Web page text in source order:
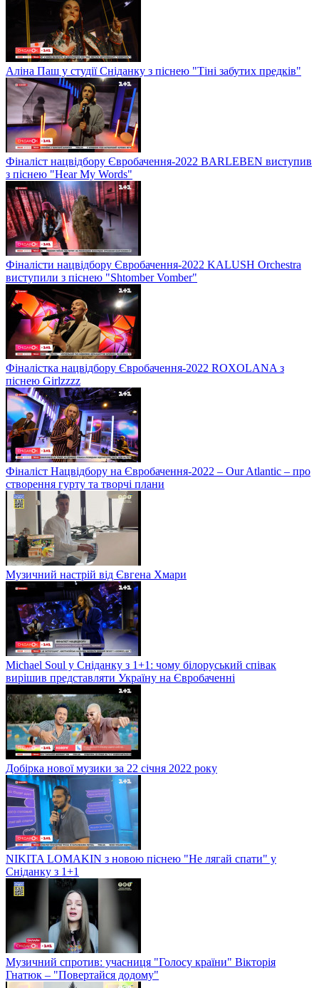
Аліна Паш у студії Сніданку з піснею "Тіні забутих предків"
Фіналіст нацвідбору Євробачення-2022 BARLEBEN виступив
з піснею "Hear My Words"
Фіналісти нацвідбору Євробачення-2022 KALUSH Orchestra
виступили з піснею "Shtomber Vomber"
Фіналістка нацвідбору Євробачення-2022 ROXOLANA з
піснею Girlzzzz
Фіналіст Нацвідбору на Євробачення-2022 – Our Atlantic – про
створення гурту та творчі плани
Музичний настрій від Євгена Хмари
Michael Soul у Сніданку з 1+1: чому білоруський співак
вирішив представляти Україну на Євробаченні
Добірка нової музики за 22 січня 2022 року
NIKITA LOMAKIN з новою піснею "Не лягай спати" у
Сніданку з 1+1
Музичний спротив: учасниця "Голосу країни" Вікторія
Гнатюк – "Повертайся додому"